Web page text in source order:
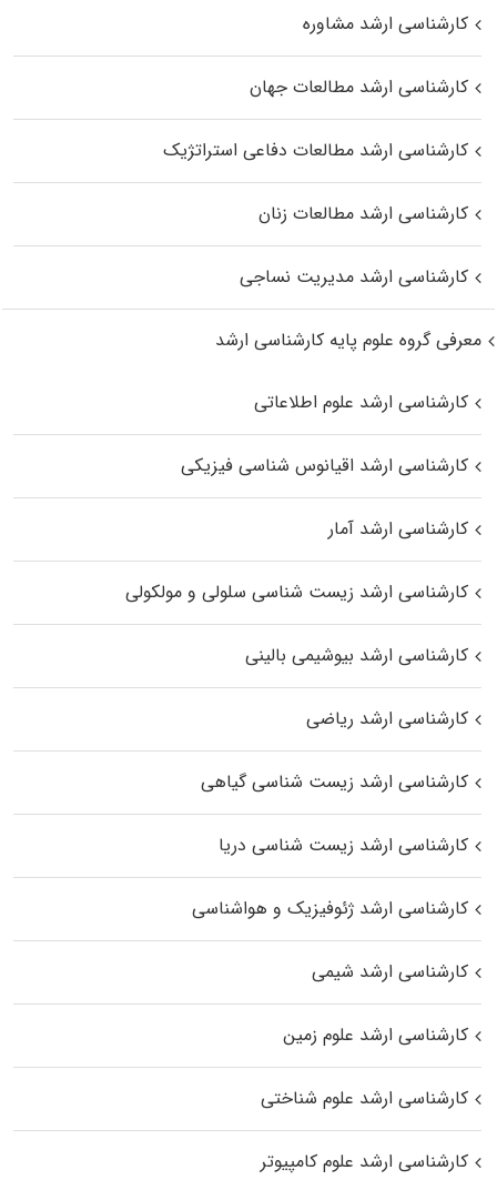
کارشناسی ارشد مشاوره
کارشناسی ارشد مطالعات جهان
کارشناسی ارشد مطالعات دفاعی استراتژیک
کارشناسی ارشد مطالعات زنان
کارشناسی ارشد مدیریت نساجی
معرفی گروه علوم پایه کارشناسی ارشد
کارشناسی ارشد علوم اطلاعاتی
کارشناسی ارشد اقیانوس‌ شناسی فیزیکی
کارشناسی ارشد آمار
کارشناسی ارشد زیست شناسی سلولی و مولکولی
کارشناسی ارشد بیوشیمی بالینی
کارشناسی ارشد ریاضی
کارشناسی ارشد زیست‌ شناسی گیاهی
کارشناسی ارشد زیست‌ شناسی دریا
کارشناسی ارشد ژئوفیزیک و هواشناسی
کارشناسی ارشد شیمی
کارشناسی ارشد علوم زمین
کارشناسی ارشد علوم شناختی
کارشناسی ارشد علوم کامپیوتر